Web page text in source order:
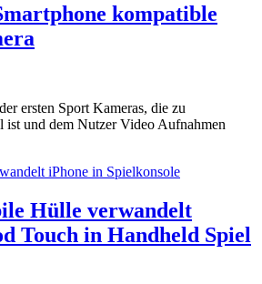
kompatible
ersten Sport Kameras, die zu
ist und dem Nutzer Video Aufnahmen
Hülle verwandelt
Touch in Handheld Spiel